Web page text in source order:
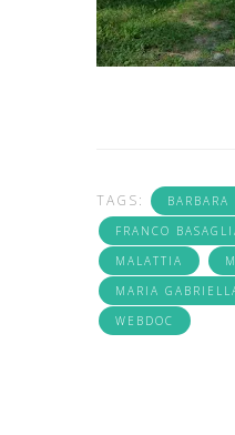
TAGS:
FRANCO
MALATTIA
MARIA
WEBDOC